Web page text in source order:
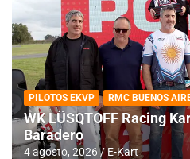
PILOTOS EKVP RMC BUENOS
WK LÜSQTOFF Racing
Baradero
4 agosto, 2026 E-Kart